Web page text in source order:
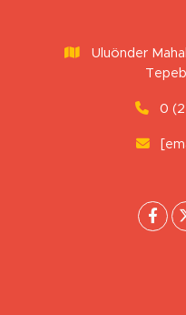
Uluönder
0